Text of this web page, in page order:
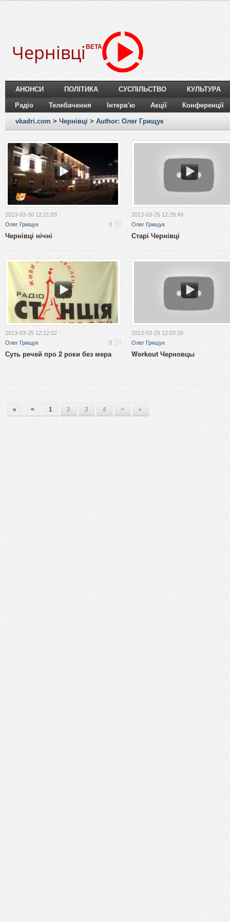
Чернівці BETA
АНОНСИ ПОЛІТИКА СУСПІЛЬСТВО КУЛЬТУРА
Радіо Телебачення Інтерв'ю Акції Конференції
vkadri.com > Чернівці > Author: Олег Грищук
2013-03-30 12:21:03 ·
Олег Грищук
0
Чернівці нічні
2013-03-25 12:29:49 ·
Олег Грищук
Старі Чернівці
2013-03-25 12:12:02 ·
Олег Грищук
0
Суть речей про 2 роки без мера
2013-03-25 12:03:16 ·
Олег Грищук
Workout Черновцы
« < 1 2 3 4 > »